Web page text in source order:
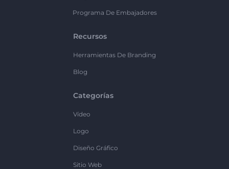
Programa De Embajadores
Recursos
Herramientas De Branding
Blog
Categorías
Vídeo
Logo
Diseño Gráfico
Sitio Web